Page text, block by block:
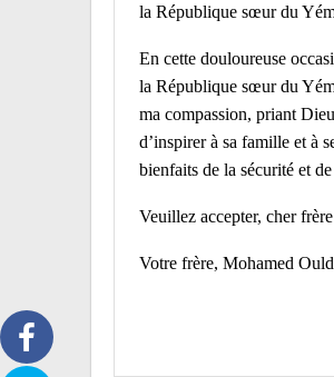
la République sœur du
En cette douloureuse
la République sœur du
ma compassion, priant
d’inspirer à sa famille et à
bienfaits de la sécurité et
Veuillez accepter, cher
Votre frère, Mohamed